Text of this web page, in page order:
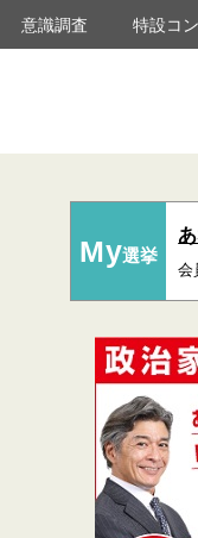
意識調査 特設コ
My選挙
会